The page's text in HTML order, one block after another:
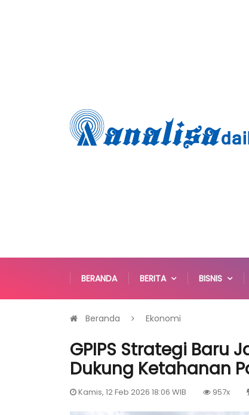
BERANDA BERITA BISNIS
Beranda Ekonomi
GPIPS Strategi Baru
Dukung Ketahanan
Kamis, 12 Feb 2026 18:06 WIB 957x